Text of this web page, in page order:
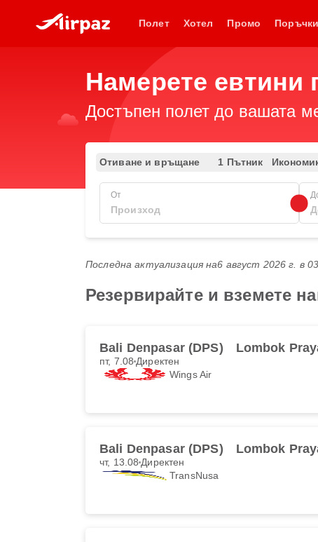
Полет Хотел Промо Поръчки
Намерете евтини
Достъпен полет до вашата
Отиване и връщане 1 Пътник
От
Последна актуализация на6 август 2026 г. в
Резервирайте и вземете
Bali Denpasar (DPS) Lombok
пт, 7.08 Директен
Wings Air
Bali Denpasar (DPS) Lombok
чт, 13.08 Директен
TransNusa